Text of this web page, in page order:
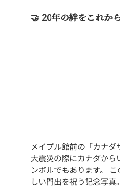
🤝 20年の絆をこれか
メイプル館前の「カナ
大震災の際にカナダから
ンボルでもあります。
しい門出を祝う記念写